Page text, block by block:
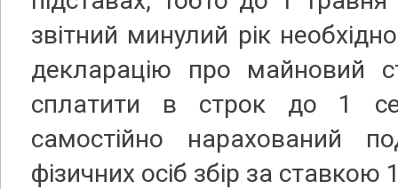
звітний минулий рік
декларацію про майновий
сплатити в строк до 1
самостійно нарахований
фізичних осіб збір за ставкою